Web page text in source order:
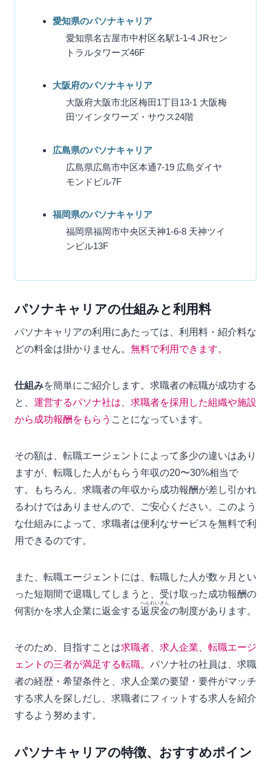
愛知県のパソナキャリア
愛知県名古屋市中村区名駅1-1-4 JRセン
トラルタワーズ46F
大阪府のパソナキャリア
大阪府大阪市北区梅田1丁目13-1 大阪梅
田ツインタワーズ・サウス24階
広島県のパソナキャリア
広島県広島市中区本通7-19 広島ダイヤ
モンドビル7F
福岡県のパソナキャリア
福岡県福岡市中央区天神1-6-8 天神ツイ
ンビル13F
パソナキャリアの仕組みと利用料
パソナキャリアの利用にあたっては、利用料・紹介料な
どの料金は掛かりません。 無料で利用できます。
仕組みを簡単にご紹介します。求職者の転職が成功する
と、 運営するパソナ社は、求職者を採用した組織や施設
から成功報酬をもらう ことになっています。
その額は、転職エージェントによって多少の違いはあり
ますが、転職した人がもらう年収の20〜30%相当で
す。もちろん、求職者の年収から成功報酬が差し引かれ
るわけではありませんので、ご安心ください。このよう
な仕組みによって、求職者は便利なサービスを無料で利
用できるのです。
また、転職エージェントには、転職した人が数ヶ月とい
った短期間で退職してしまうと、受け取った成功報酬の
何割かを求人企業に返金する返戻金
へんれいきん
の制度があります。
そのため、目指すことは求職者、求人企業、転職エージ
ェントの三者が満足する転職。 パソナ社の社員は、求職
者の経歴・希望条件と、求人企業の要望・要件がマッチ
する求人を探しだし、求職者にフィットする求人を紹介
するよう努めます。
パソナキャリアの特徴、おすすめポイン